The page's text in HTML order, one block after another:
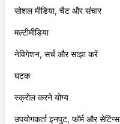
सोशल मीडिया, चैट और संचार
मल्टीमीडिया
नेविगेशन, सर्च और साझा करें
घटक
स्क्रोल करने योग्य
उपयोगकर्ता इनपुट, फॉर्म और सेटिंग्स